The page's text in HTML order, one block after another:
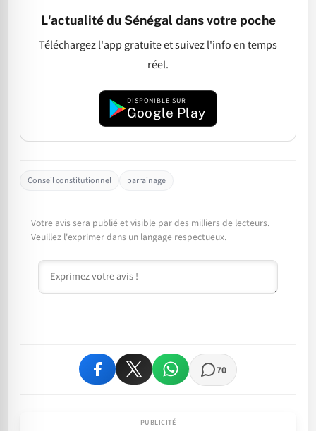
L'actualité du Sénégal dans votre poche
Téléchargez l'app gratuite et suivez l'info en temps
réel.
DISPONIBLE SUR
Google Play
Conseil constitutionnel parrainage
Votre avis sera publié et visible par des milliers de lecteurs.
Veuillez l'exprimer dans un langage respectueux.
Commentaire
70